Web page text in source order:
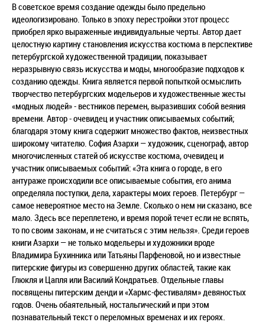
В советское время создание одежды было предельно
идеологизировано. Только в эпоху перестройки этот процесс
приобрел ярко выраженные индивидуальные черты. Автор дает
целостную картину становления искусства костюма в перспективе
петербургской художественной традиции, показывает
неразрывную связь искусства и моды, многообразие подходов к
созданию одежды. Книга является первой попыткой осмыслить
творчество петербургских модельеров и художественные жесты
«модных людей» - вестников перемен, выразивших собой веяния
времени. Автор - очевидец и участник описываемых событий;
благодаря этому книга содержит множество фактов, неизвестных
широкому читателю. София Азархи — художник, сценограф, автор
многочисленных статей об искусстве костюма, очевидец и
участник описываемых событий: «Эта книга о городе, в его
антураже происходили все описываемые события, его анима
определяла поступки, дела, характеры моих героев. Петербург —
самое невероятное место на Земле. Сколько о нем ни сказано, все
мало. Здесь все переплетено, и время порой течет если не вспять,
то по своим законам, и не считаться с этим нельзя». Среди героев
книги Азархи — не только модельеры и художники вроде
Владимира Бухинника или Татьяны Парфеновой, но и известные
питерские фигуры из совершенно других областей, такие как
Глюкля и Цапля или Василий Кондратьев. Отдельные главы
посвящены питерским денди и «Хармс-фестивалям» девяностых
годов. Очень обаятельный, ностальгический и при этом
познавательный текст о переломных временах и их героях.